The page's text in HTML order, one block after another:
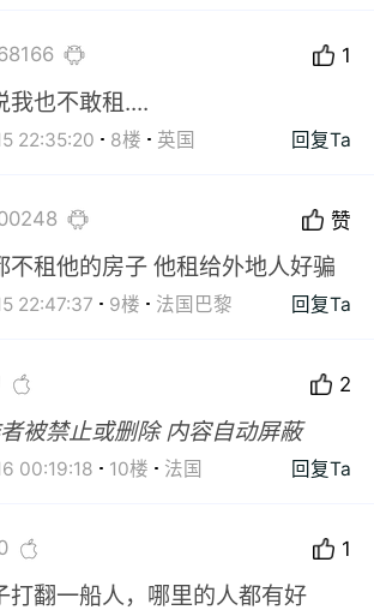
1
我也不敢租....
22:35:20 8楼 英国 回复Ta
赞
不租他的房子 他租给外地人好骗
22:47:37 9楼 法国巴黎 回复Ta
2
被禁止或删除 内容自动屏蔽
00:19:18 10楼 法国 回复Ta
1
打翻一船人，哪里的人都有好